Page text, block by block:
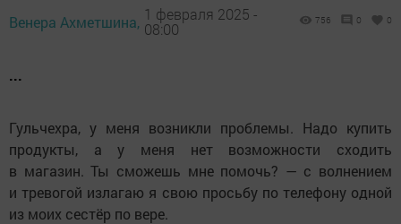
Венера Ахметшина, 1 февраля 2025 -
08:00
756 0 0
...
Гульчехра, у меня возникли проблемы. Надо купить
продукты, а у меня нет возможности сходить
в магазин. Ты сможешь мне помочь? — с волнением
и тревогой излагаю я свою просьбу по телефону одной
из моих сестёр по вере.